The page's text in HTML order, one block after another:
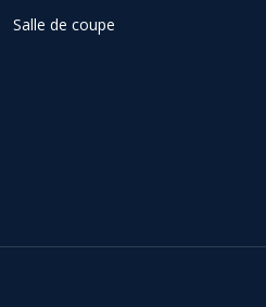
Salle de coupe